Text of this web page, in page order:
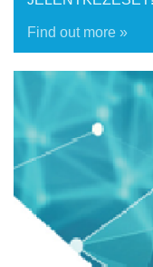
Find out more »